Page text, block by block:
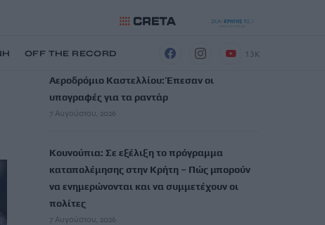
OFF THE RECORD 13K
ΡΟΗ ΕΙΔΗΣΕΩΝ
Αεροδρόμιο Καστελλίου: Έπεσαν οι
υπογραφές για τα ραντάρ
7 Αυγούστου, 2026
Κουνούπια: Σε εξέλιξη το πρόγραμμα
καταπολέμησης στην Κρήτη – Πώς μπορούν
να ενημερώνονται και να συμμετέχουν οι
πολίτες
7 Αυγούστου, 2026